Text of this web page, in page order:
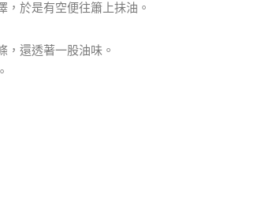
於是有空便往簫上抺油。
，還透著一股油味。